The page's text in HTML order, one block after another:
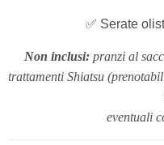
✅ Serate
Non inclusi: pranzi al
trattamenti Shiatsu
eventuali